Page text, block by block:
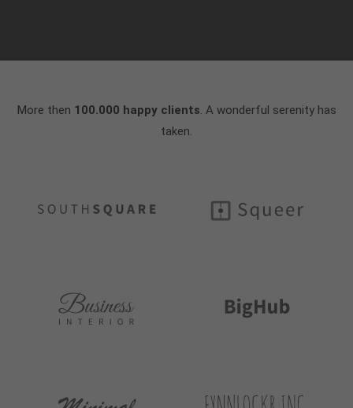
More then 100.000 happy clients. A wonderful serenity has
taken.